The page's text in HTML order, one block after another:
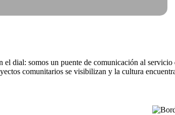
el dial: somos un puente de comunicación al
comunitarios se visibilizan y la cultura